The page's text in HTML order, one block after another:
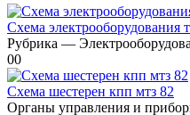
Схема электрооборудования
Рубрика —
00
Схема шестерен кпп мтз 82
Органы управления и